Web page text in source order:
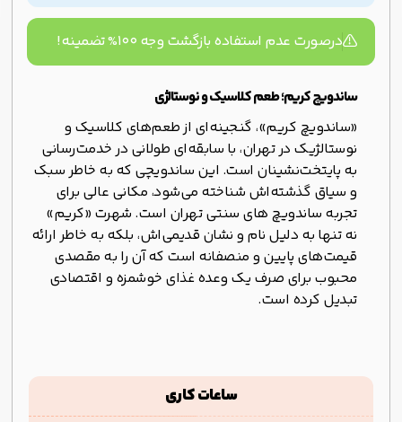
درصورت عدم استفاده بازگشت وجه ۱۰۰% تضمینه!
ساندویچ کریم؛ طعم کلاسیک و نوستالژی
«ساندویچ کریم»، گنجینه‌ای از طعم‌های کلاسیک و
نوستالژیک در تهران، با سابقه‌ای طولانی در خدمت‌رسانی
به پایتخت‌نشینان است. این ساندویچی که به خاطر سبک
و سیاق گذشته‌اش شناخته می‌شود، مکانی عالی برای
تجربه ساندویچ های سنتی تهران است. شهرت «کریم»
نه تنها به دلیل نام و نشان قدیمی‌اش، بلکه به خاطر ارائه
قیمت‌های پایین و منصفانه است که آن را به مقصدی
محبوب برای صرف یک وعده غذای خوشمزه و اقتصادی
تبدیل کرده است.
ساعات کاری